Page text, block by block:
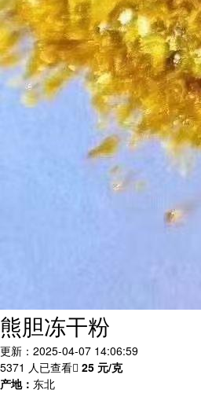
熊胆冻干粉
更新：2025-04-07 14:06:59
5371 人已查看 25 元/克
产地： 东北